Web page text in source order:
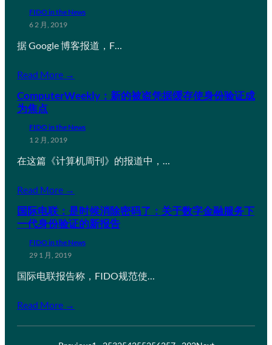
FIDO in the News
6 2 月, 2019
据 Google 博客报道，F…
Read More →
ComputerWeekly：新的被盗凭据缓存使身份验证成
为焦点
FIDO in the News
1 2 月, 2019
在这篇《计算机周刊》的报道中，…
Read More →
国际电联：是时候消除密码了：关于数字金融服务下
一代身份验证的新报告
FIDO in the News
29 1 月, 2019
国际电联报告称，FIDO规范使…
Read More →